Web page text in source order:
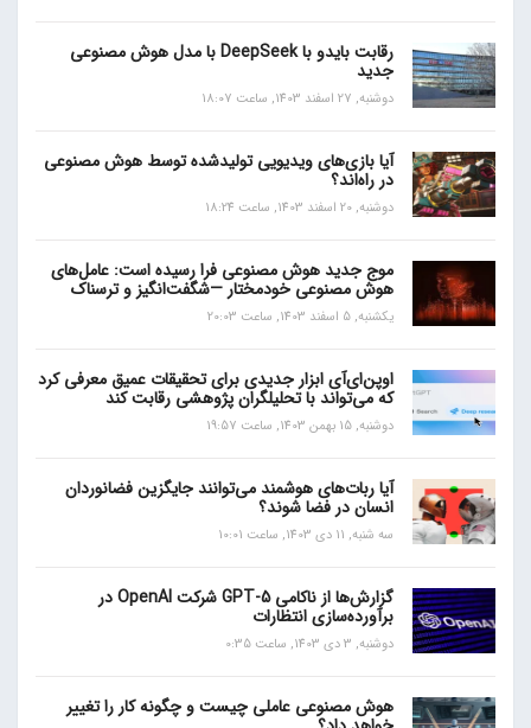
رقابت بایدو با DeepSeek با مدل هوش مصنوعی
جدید
دوشنبه, 27 اسفند 1403, ساعت 18:07
آیا بازی‌های ویدیویی تولیدشده توسط هوش مصنوعی
در راه‌اند؟
دوشنبه, 20 اسفند 1403, ساعت 18:24
موج جدید هوش مصنوعی فرا رسیده است: عامل‌های
هوش مصنوعی خودمختار —شگفت‌انگیز و ترسناک
یکشنبه, 5 اسفند 1403, ساعت 20:03
اوپن‌ای‌آی ابزار جدیدی برای تحقیقات عمیق معرفی کرد
که می‌تواند با تحلیلگران پژوهشی رقابت کند
دوشنبه, 15 بهمن 1403, ساعت 19:57
آیا ربات‌های هوشمند می‌توانند جایگزین فضانوردان
انسان در فضا شوند؟
سه شنبه, 11 دی 1403, ساعت 10:01
گزارش‌ها از ناکامی GPT-5 شرکت OpenAI در
برآورده‌سازی انتظارات
دوشنبه, 3 دی 1403, ساعت 0:35
هوش مصنوعی عاملی چیست و چگونه کار را تغییر